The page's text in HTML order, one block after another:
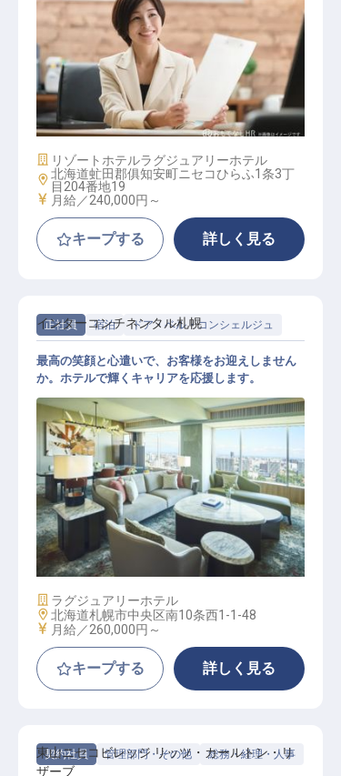
総務・経理・人事
施設業態
リゾートホテルラグジュアリーホテル
勤務地
北海道虻田郡俱知安町ニセコひらふ1条3丁
目204番地19
給与
月給／240,000円～
キープする 詳しく見る
正社員 宿泊 ドア・ベル・コンシェルジュ
ベル・スーパーバイザー
インターコンチネンタル札幌
最高の笑顔と心遣いで、お客様をお迎えしません
か。ホテルで輝くキャリアを応援します。
施設業態
ラグジュアリーホテル
勤務地
北海道札幌市中央区南10条西1-1-48
給与
月給／260,000円～
キープする 詳しく見る
契約社員 管理部門・その他 総務・経理・人事
東山ニセコビレッジ リッツ・カールトン・リ
ザーブ